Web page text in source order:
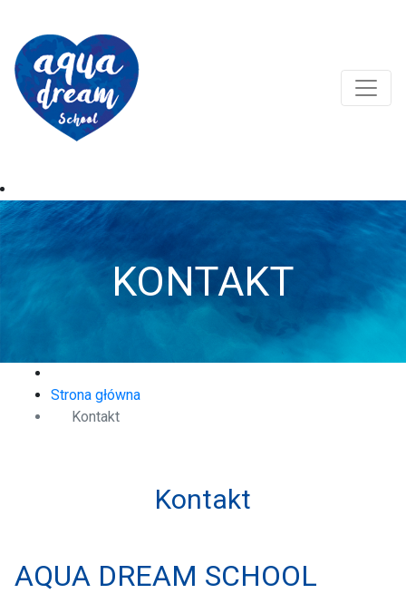
KONTAKT
Strona główna
Kontakt
Kontakt
AQUA DREAM SCHOOL